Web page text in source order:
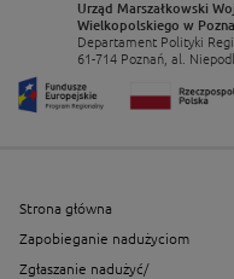
Urząd Marszałkowski
Wielkopolskiego w
Departament Polityki
61-714 Poznań, al.
Strona główna
Zapobieganie nadużyciom
Zgłaszanie nadużyć/